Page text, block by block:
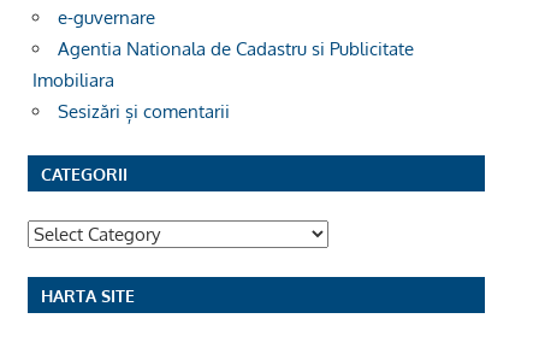
e-guvernare
Agentia Nationala de Cadastru si Publicitate
Imobiliara
Sesizări și comentarii
CATEGORII
Categorii
HARTA SITE